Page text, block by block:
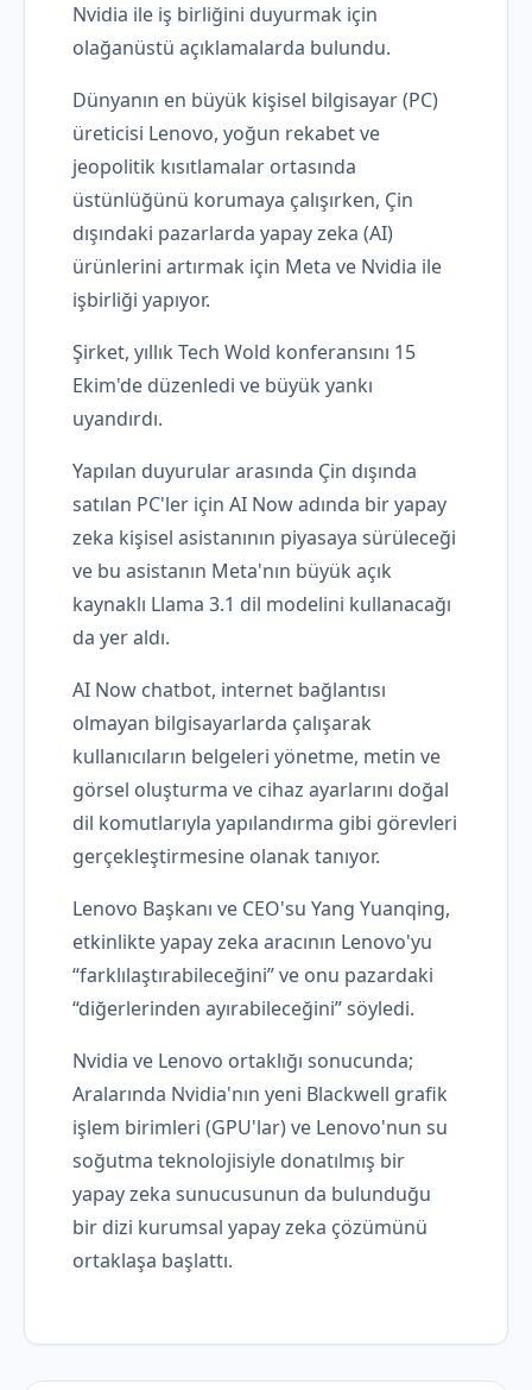
Nvidia ile iş birliğini duyurmak için
olağanüstü açıklamalarda bulundu.
Dünyanın en büyük kişisel bilgisayar (PC)
üreticisi Lenovo, yoğun rekabet ve
jeopolitik kısıtlamalar ortasında
üstünlüğünü korumaya çalışırken, Çin
dışındaki pazarlarda yapay zeka (AI)
ürünlerini artırmak için Meta ve Nvidia ile
işbirliği yapıyor.
Şirket, yıllık Tech Wold konferansını 15
Ekim'de düzenledi ve büyük yankı
uyandırdı.
Yapılan duyurular arasında Çin dışında
satılan PC'ler için AI Now adında bir yapay
zeka kişisel asistanının piyasaya sürüleceği
ve bu asistanın Meta'nın büyük açık
kaynaklı Llama 3.1 dil modelini kullanacağı
da yer aldı.
AI Now chatbot, internet bağlantısı
olmayan bilgisayarlarda çalışarak
kullanıcıların belgeleri yönetme, metin ve
görsel oluşturma ve cihaz ayarlarını doğal
dil komutlarıyla yapılandırma gibi görevleri
gerçekleştirmesine olanak tanıyor.
Lenovo Başkanı ve CEO'su Yang Yuanqing,
etkinlikte yapay zeka aracının Lenovo'yu
“farklılaştırabileceğini” ve onu pazardaki
“diğerlerinden ayırabileceğini” söyledi.
Nvidia ve Lenovo ortaklığı sonucunda;
Aralarında Nvidia'nın yeni Blackwell grafik
işlem birimleri (GPU'lar) ve Lenovo'nun su
soğutma teknolojisiyle donatılmış bir
yapay zeka sunucusunun da bulunduğu
bir dizi kurumsal yapay zeka çözümünü
ortaklaşa başlattı.